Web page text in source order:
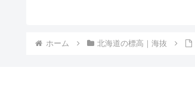
ホーム 北海道の標高｜海抜